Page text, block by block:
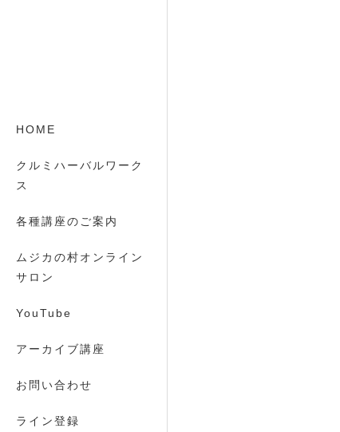
HOME
クルミハーバルワーク
ス
各種講座のご案内
ムジカの村オンライン
サロン
YouTube
アーカイブ講座
お問い合わせ
ライン登録